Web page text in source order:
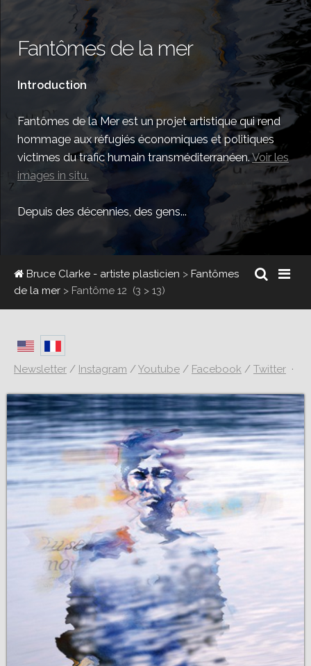
Fantômes de la mer
Introduction
Fantômes de la Mer est un projet artistique qui rend
hommage aux réfugiés économiques et politiques
victimes du trafic humain transméditerranéen.Voir les
images in situ.
Depuis des décennies, des gens...
Bruce Clarke - artiste plasticien > Fantômes
de la mer > Fantôme 12 (3 > 13)
Newsletter / Instagram /Youtube / Facebook / Twitter ·